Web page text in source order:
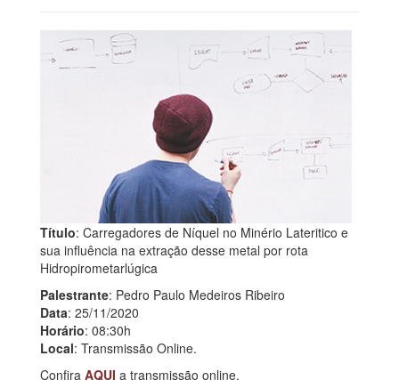
Título: Carregadores de Níquel no Minério Lateritico e
sua influência na extração desse metal por rota
Hidropirometarlúgica
Palestrante: Pedro Paulo Medeiros Ribeiro
Data: 25/11/2020
Horário: 08:30h
Local: Transmissão Online.
Confira AQUI a transmissão online.